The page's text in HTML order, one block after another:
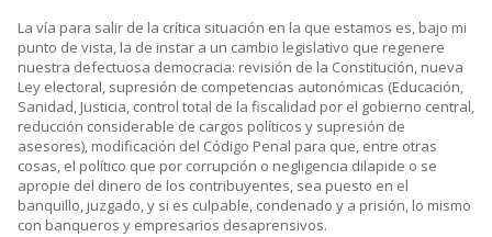
La vía para salir de la crítica situación en la que estamos es, bajo mi
punto de vista, la de instar a un cambio legislativo que regenere
nuestra defectuosa democracia: revisión de la Constitución, nueva
Ley electoral, supresión de competencias autonómicas (Educación,
Sanidad, Justicia, control total de la fiscalidad por el gobierno central,
reducción considerable de cargos políticos y supresión de
asesores), modificación del Código Penal para que, entre otras
cosas, el político que por corrupción o negligencia dilapide o se
apropie del dinero de los contribuyentes, sea puesto en el
banquillo, juzgado, y si es culpable, condenado y a prisión, lo mismo
con banqueros y empresarios desaprensivos.